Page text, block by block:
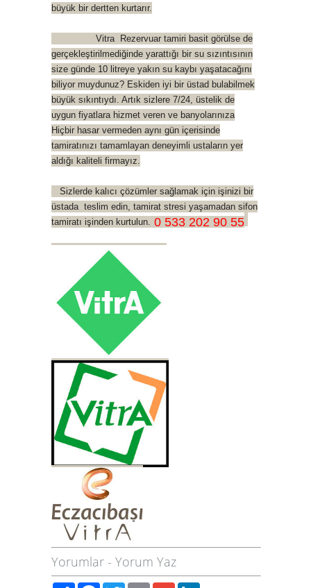
büyük bir dertten kurtarır.
Vitra Rezervuar tamiri basit görülse de
gerçekleştirilmediğinde yarattığı bir su sızıntısının
size günde 10 litreye yakın su kaybı yaşatacağını
biliyor muydunuz? Eskiden iyi bir üstad bulabilmek
büyük sıkıntıydı. Artık sizlere 7/24, üstelik de
uygun fiyatlara hizmet veren ve banyolarınıza
Hiçbir hasar vermeden aynı gün içerisinde
tamiratınızı tamamlayan deneyimli ustaların yer
aldığı kaliteli firmayız.
Sizlerde kalıcı çözümler sağlamak için işinizi bir
üstada teslim edin, tamirat stresi yaşamadan sifon
tamiratı işinden kurtulun. 0 533 202 90 55
Yorumlar - Yorum Yaz